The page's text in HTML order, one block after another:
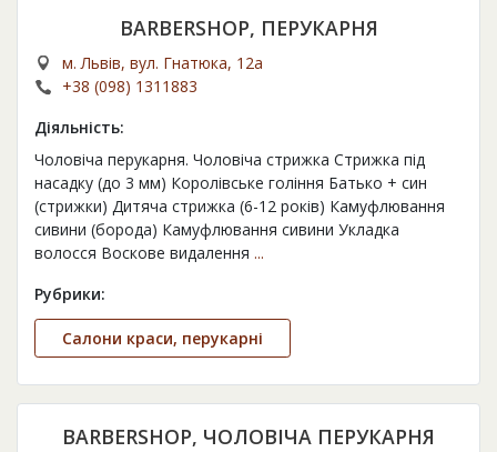
BARBERSHOP, ПЕРУКАРНЯ
м. Львів, вул. Гнатюка, 12а
+38 (098) 1311883
Діяльність:
Чоловіча перукарня. Чоловіча стрижка Стрижка під
насадку (до 3 мм) Королівське гоління Батько + син
(стрижки) Дитяча стрижка (6-12 років) Камуфлювання
сивини (борода) Камуфлювання сивини Укладка
волосся Воскове видалення ...
Рубрики:
Салони краси, перукарні
BARBERSHOP, ЧОЛОВІЧА ПЕРУКАРНЯ